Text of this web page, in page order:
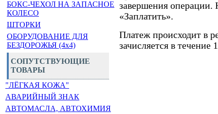
БОКС-ЧЕХОЛ НА ЗАПАСНОЕ
КОЛЕСО
ШТОРКИ
ОБОРУДОВАНИЕ ДЛЯ
БЕЗДОРОЖЬЯ (4x4)
СОПУТСТВУЮЩИЕ
ТОВАРЫ
"ЛЁГКАЯ КОЖА"
АВАРИЙНЫЙ ЗНАК
АВТОМАСЛА, АВТОХИМИЯ
завершения
«Заплатить».
Платеж происходит в
зачисляется в течение